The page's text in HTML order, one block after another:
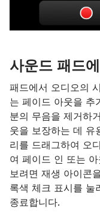
사운드 패드
패드에서 오디오의
는 페이드 아웃을 추
분의 무음을 제거하
웃을 보장하는 데 유
리를 드래그하여 오
여 페이드 인 또는
보려면 재생 아이콘
록색 체크 표시를 눌
종료합니다.